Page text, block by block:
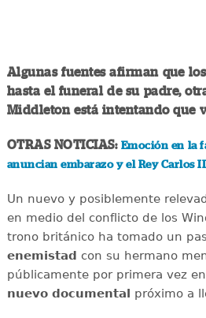
Algunas fuentes afirman que
hasta el funeral de su padre,
Middleton está intentando que
OTRAS NOTICIAS: Emoción en la
anuncian embarazo y el Rey Carlos
Un nuevo y posiblemente
en medio del conflicto de los
trono británico ha tomado un
enemistad con su hermano
públicamente por primera vez
nuevo documental próximo a